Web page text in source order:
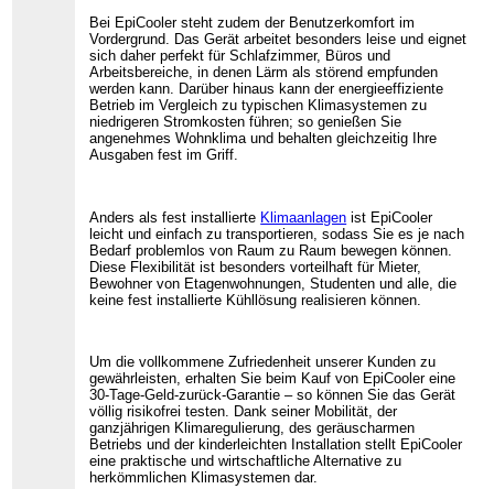
Bei EpiCooler steht zudem der Benutzerkomfort im
Vordergrund. Das Gerät arbeitet besonders leise und eignet
sich daher perfekt für Schlafzimmer, Büros und
Arbeitsbereiche, in denen Lärm als störend empfunden
werden kann. Darüber hinaus kann der energieeffiziente
Betrieb im Vergleich zu typischen Klimasystemen zu
niedrigeren Stromkosten führen; so genießen Sie
angenehmes Wohnklima und behalten gleichzeitig Ihre
Ausgaben fest im Griff.
Anders als fest installierte Klimaanlagen ist EpiCooler
leicht und einfach zu transportieren, sodass Sie es je nach
Bedarf problemlos von Raum zu Raum bewegen können.
Diese Flexibilität ist besonders vorteilhaft für Mieter,
Bewohner von Etagenwohnungen, Studenten und alle, die
keine fest installierte Kühllösung realisieren können.
Um die vollkommene Zufriedenheit unserer Kunden zu
gewährleisten, erhalten Sie beim Kauf von EpiCooler eine
30-Tage-Geld-zurück-Garantie – so können Sie das Gerät
völlig risikofrei testen. Dank seiner Mobilität, der
ganzjährigen Klimaregulierung, des geräuscharmen
Betriebs und der kinderleichten Installation stellt EpiCooler
eine praktische und wirtschaftliche Alternative zu
herkömmlichen Klimasystemen dar.